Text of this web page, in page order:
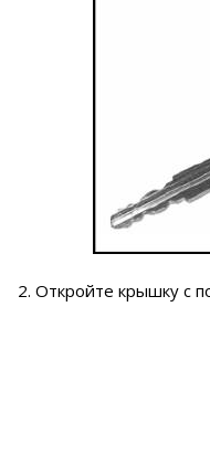
2. Откройте крышку с